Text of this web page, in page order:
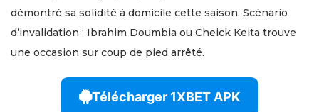
démontré sa solidité à domicile cette saison. Scénario
d’invalidation : Ibrahim Doumbia ou Cheick Keita trouve
une occasion sur coup de pied arrêté.
Télécharger 1XBET APK